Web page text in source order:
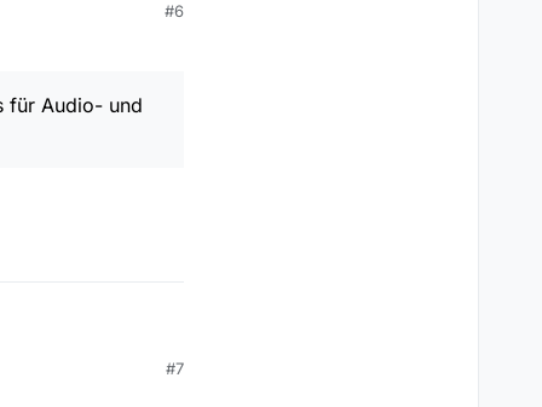
die bessere Film
#6
für Audio- und
#7